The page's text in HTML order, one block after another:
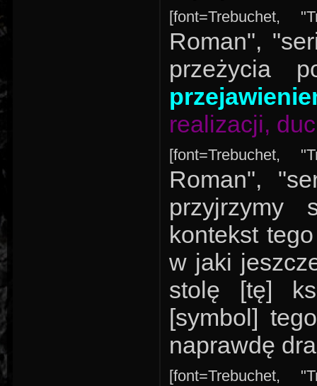
[font=Trebuchet,
Roman",
przeżycia
realizacji,
[font=Trebuchet,
Roman",
przyjrzymy
kontekst
w jaki
stolę [tę]
[symbol]
naprawdę
[font=Trebuchet,